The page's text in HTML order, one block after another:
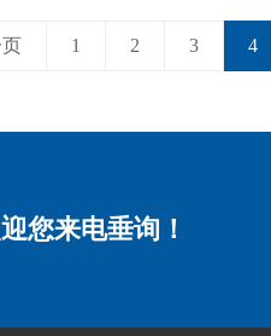
1 2 3 4
您来电垂询！